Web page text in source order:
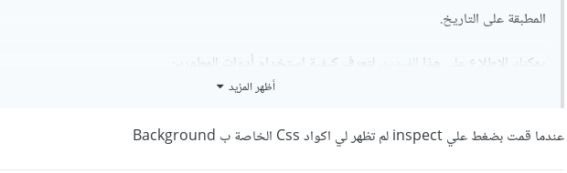
المطبقة على التاريخ.
يمكنك الاطلاع على هذا الفيديو ، لتعرف كيفية استخدام أدوات المطورين
أظهر المزيد
عندما قمت بضغط علي inspect لم تظهر لي اكواد Css الخاصة ب Background